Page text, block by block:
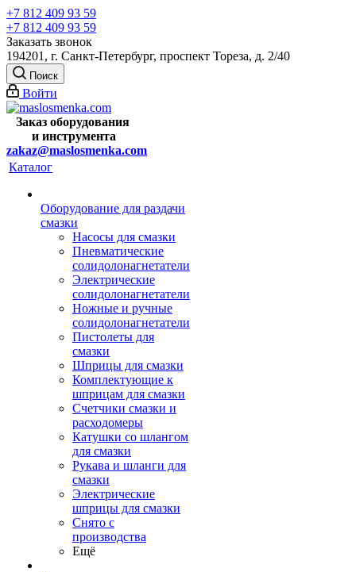
+7 812 409 93 59
+7 812 409 93 59
Заказать звонок
194201, г. Санкт-Петербург, проспект Тореза, д. 2/40
Поиск
Войти
Заказ оборудования
и инструмента
zakaz@maslosmenka.com
Каталог
Оборудование для раздачи
смазки
Насосы для смазки
Пневматические
солидолонагнетатели
Электрические
солидолонагнетатели
Ножные и ручные
солидолонагнетатели
Пистолеты для
смазки
Шприцы для смазки
Комплектующие к
шприцам для смазки
Счетчики смазки и
расходомеры
Катушки со шлангом
для смазки
Рукава и шланги для
смазки
Электрические
шприцы для смазки
Снято с
производства
Ещё